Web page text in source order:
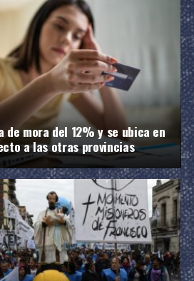
de mora del 12% y se ubica en
a las otras provincias